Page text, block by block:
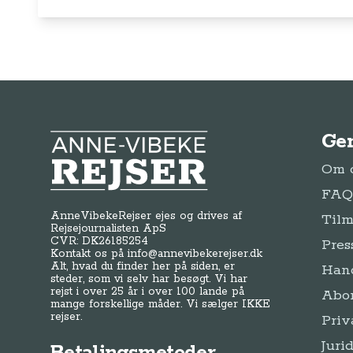
Anne-Vibeke Rejser
AnneVibekeRejser ejes og drives af
Rejsejournalisten ApS
CVR: DK26185254
Kontakt os påinfo@annevibekerejser.dk
Alt, hvad du finder her på siden, er
steder, som vi selv har besøgt. Vi har
rejst i over 25 år i over 100 lande på
mange forskellige måder. Vi sælger IKKE
rejser.
Om